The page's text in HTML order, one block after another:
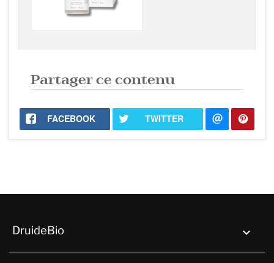
Partager ce contenu
FACEBOOK TWITTER
DruideBio 